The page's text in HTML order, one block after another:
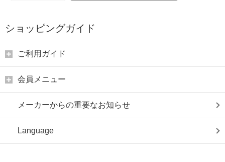
ショッピングガイド
ご利用ガイド
会員メニュー
メーカーからの重要なお知らせ
Language